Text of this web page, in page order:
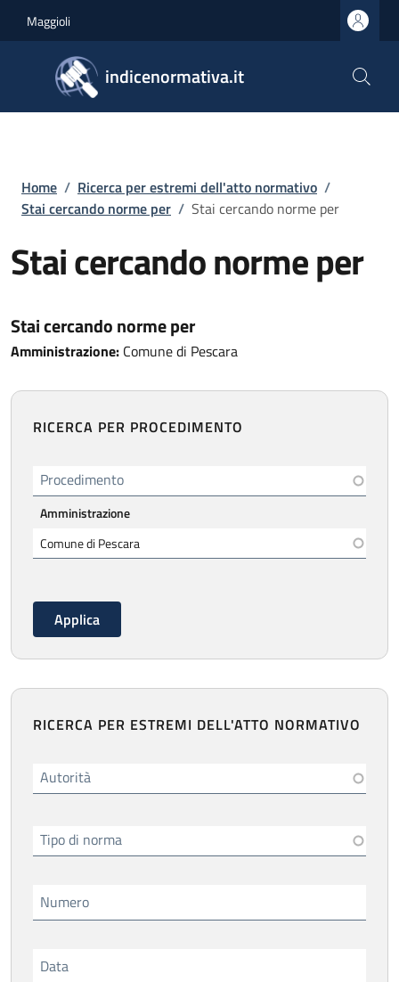
Maggioli
indicenormativa.it
Briciole di pane
Home / Ricerca per estremi dell'atto normativo /
Stai cercando norme per / Stai cercando norme per
Stai cercando norme per
Stai cercando norme per
Amministrazione: Comune di Pescara
RICERCA PER PROCEDIMENTO
Procedimento
Amministrazione
RICERCA PER ESTREMI DELL'ATTO NORMATIVO
Autorità
Tipo di norma
Numero
Data